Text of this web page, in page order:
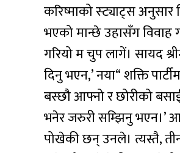
करिष्माको स्ट्याट्स
भएको मान्छे उहासँग विवाह
गरियो म चुप लागें। सायद
दिनु भएन,’ नया“ शक्ति
बस्छौ आफ्नो र छोरीको
भनेर जरुरी सम्झिनु भएन।’
पोखेकी छन् उनले। त्यस्तै,